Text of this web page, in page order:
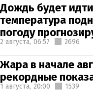
Дождь будет
температура
погоду
2 августа, 06:57 2696
Жара в начале
рекордные
1 августа, 20:00 1539